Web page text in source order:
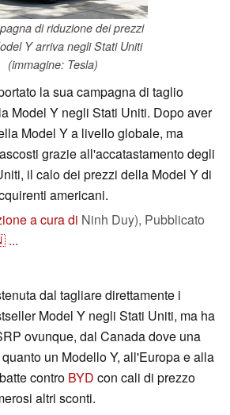
di riduzione dei prezzi
Y arriva negli Stati Uniti
(immagine: Tesla)
la sua campagna di taglio
Model Y negli Stati Uniti. Dopo aver
Model Y a livello globale, ma
grazie all'accatastamento degli
il calo dei prezzi della Model Y di
americani.
a cura di Ninh Duy), Pubblicato
...
dal tagliare direttamente i
Model Y negli Stati Uniti, ma ha
ovunque, dal Canada dove una
un Modello Y, all'Europa e alla
contro BYD con cali di prezzo
altri sconti.